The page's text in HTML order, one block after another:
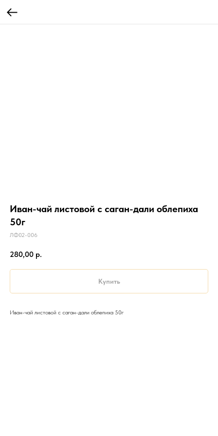
Иван-чай листовой с саган-дали облепиха
50г
ЛФ02-006
280,00 р.
Купить
Иван-чай листовой с саган-дали облепиха 50г